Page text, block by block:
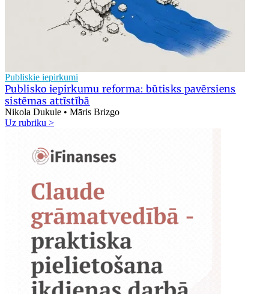
Publiskie iepirkumi
Publisko iepirkumu reforma: būtisks pavērsiens
sistēmas attīstībā
Nikola Dukule • Māris Brizgo
Uz rubriku >